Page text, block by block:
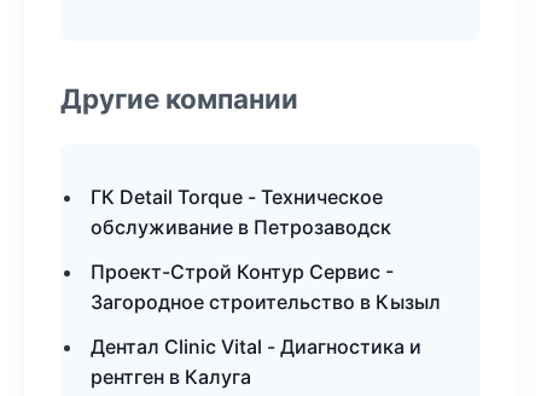
Другие компании
ГК Detail Torque - Техническое
обслуживание в Петрозаводск
Проект-Строй Контур Сервис -
Загородное строительство в Кызыл
Дентал Clinic Vital - Диагностика и
рентген в Калуга